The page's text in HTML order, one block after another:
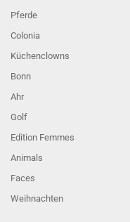
Pferde
Colonia
Küchenclowns
Bonn
Ahr
Golf
Edition Femmes
Animals
Faces
Weihnachten